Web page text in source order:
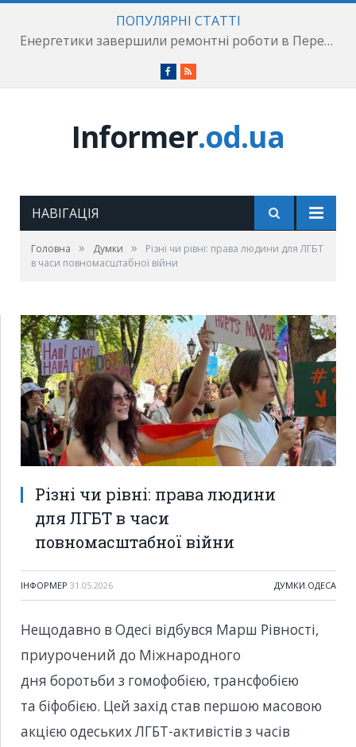
ПОПУЛЯРНІ СТАТТІ
Енергетики завершили ремонтні роботи в Пересипському районі
Facebook
RSS
Informer.od.ua
НАВІГАЦІЯ
Головна » Думки »
Різні чи рівні: права людини для ЛГБТ
в часи повномасштабної війни
Різні чи рівні: права людини
для ЛГБТ в часи
повномасштабної війни
ІНФОРМЕР 31.05.2026 ДУМКИ,ОДЕСА
Нещодавно в Одесі відбувся Марш Рівності,
приурочений до Міжнародного
дня боротьби з гомофобією, трансфобією
та біфобією. Цей захід став першою масовою
акцією одеських ЛГБТ-активістів з часів